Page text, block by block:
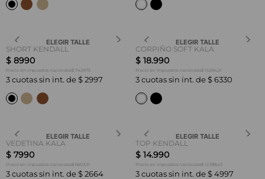
ELEGIR TALLE
SHORT KENDALL
$ 8990
Precio sin impuestos nacionales$ 7429,75
3 cuotas sin int. de $ 2997
ELEGIR TALLE
CORPIÑO SOFT KALA
$ 18.990
Precio sin impuestos nacionales$ 15.694,21
3 cuotas sin int. de $ 6330
ELEGIR TALLE
VEDETINA KALA
$ 7990
Precio sin impuestos nacionales$ 6603,31
3 cuotas sin int. de $ 2664
ELEGIR TALLE
TOP KENDALL
$ 14.990
Precio sin impuestos nacionales$ 12.388,43
3 cuotas sin int. de $ 4997